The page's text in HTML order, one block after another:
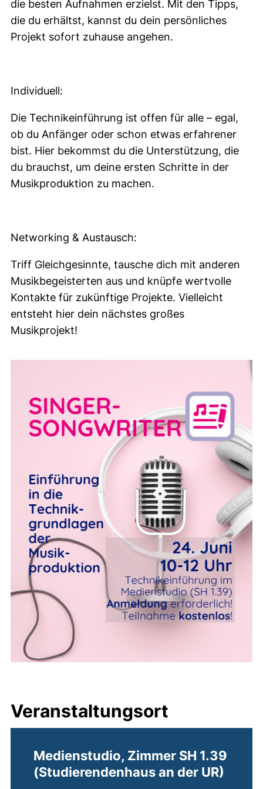
die besten Aufnahmen erzielst. Mit den Tipps,
die du erhältst, kannst du dein persönliches
Projekt sofort zuhause angehen.
Individuell:
Die Technikeinführung ist offen für alle – egal,
ob du Anfänger oder schon etwas erfahrener
bist. Hier bekommst du die Unterstützung, die
du brauchst, um deine ersten Schritte in der
Musikproduktion zu machen.
Networking & Austausch:
Triff Gleichgesinnte, tausche dich mit anderen
Musikbegeisterten aus und knüpfe wertvolle
Kontakte für zukünftige Projekte. Vielleicht
entsteht hier dein nächstes großes
Musikprojekt!
Veranstaltungsort
Medienstudio, Zimmer SH 1.39
(Studierendenhaus an der UR)